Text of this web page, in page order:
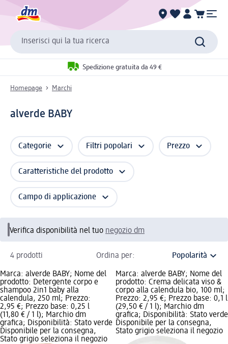
Inserisci qui la tua ricerca
Spedizione gratuita da 49 €
Homepage Marchi
alverde BABY
Categorie Filtri popolari Prezzo
Caratteristiche del prodotto
Campo di applicazione
Verifica disponibilità nel tuo negozio dm
4 prodotti Ordina per:
Marca: alverde BABY; Nome del
prodotto: Detergente corpo e
shampoo 2in1 baby alla
calendula, 250 ml; Prezzo:
2,95 €; Prezzo base: 0,25 l
(11,80 € / 1 l); Marchio dm
grafica; Disponibilità: Stato verde
Disponibile per la consegna,
Stato grigio seleziona il negozio
Marca: alverde BABY; Nome del
prodotto: Crema delicata viso &
corpo alla calendula bio, 100 ml;
Prezzo: 2,95 €; Prezzo base: 0,1 l
(29,50 € / 1 l); Marchio dm
grafica; Disponibilità: Stato verde
Disponibile per la consegna,
Stato grigio seleziona il negozio